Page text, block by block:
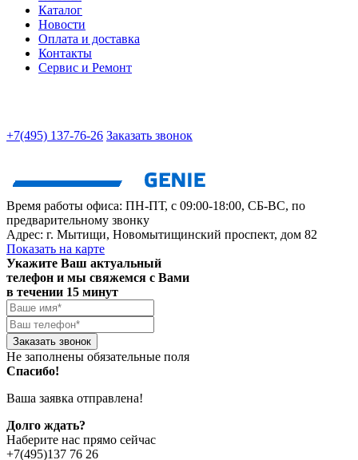
Каталог
Новости
Оплата и доставка
Контакты
Сервис и Ремонт
+7(495) 137-76-26 Заказать звонок
Время работы офиса: ПН-ПТ, с 09:00-18:00, СБ-ВС, по
предварительному звонку
Адрес: г. Мытищи, Новомытищинский проспект, дом 82
Показать на карте
Укажите Ваш актуальный
телефон и мы свяжемся с Вами
в течении 15 минут
Заказать звонок
Не заполнены обязательные поля
Спасибо!
Ваша заявка отправлена!
Долго ждать?
Наберите нас прямо сейчас
+7(495)137 76 26